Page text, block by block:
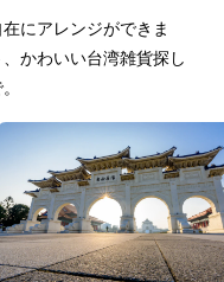
にアレンジができま
かわいい台湾雑貨探し